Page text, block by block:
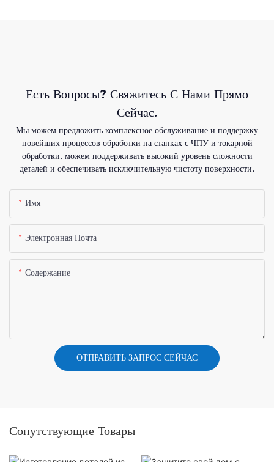
Есть Вопросы? Свяжитесь С Нами Прямо
Сейчас.
Мы можем предложить комплексное обслуживание и поддержку
новейших процессов обработки на станках с ЧПУ и токарной
обработки, можем поддерживать высокий уровень сложности
деталей и обеспечивать исключительную чистоту поверхности.
Имя
Электронная Почта
Содержание
ОТПРАВИТЬ ЗАПРОС СЕЙЧАС
Сопутствующие Товары